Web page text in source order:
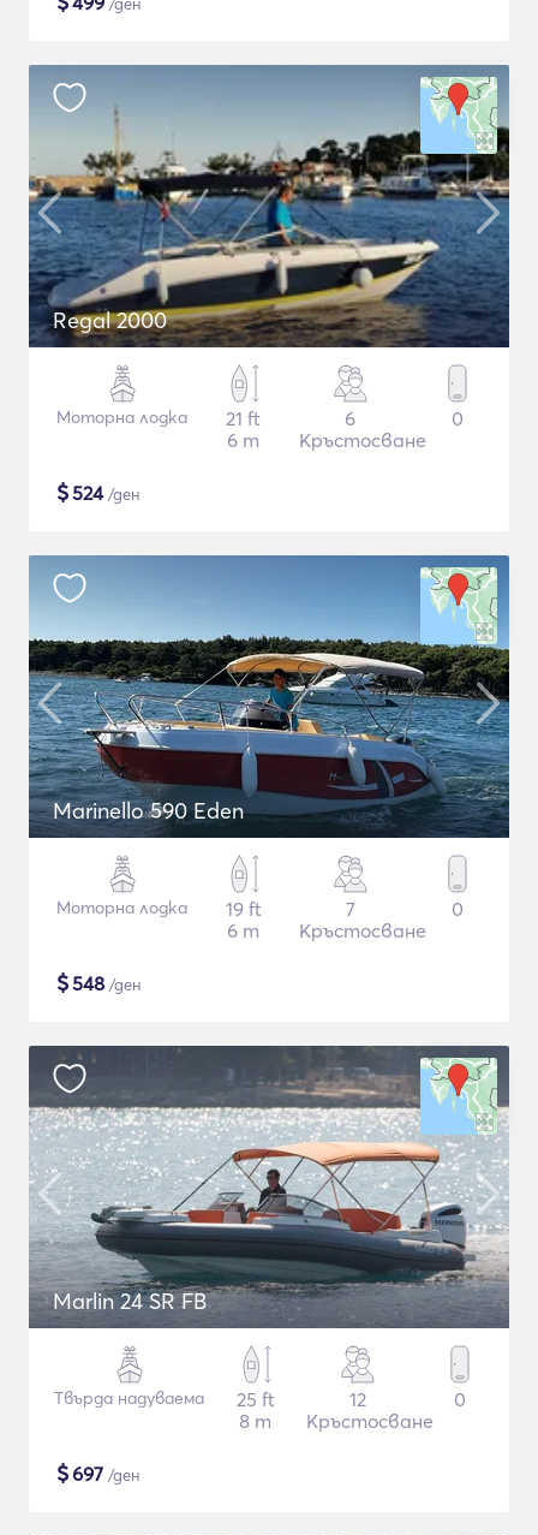
Regal 2000
Моторна лодка
21 ft
6 m
6
Кръстосване
0
$524/ден
Marinello 590 Eden
Моторна лодка
19 ft
6 m
7
Кръстосване
0
$548 /ден
Marlin 24 SR FB
Твърда надуваема
25 ft
8 m
12
Кръстосване
0
$697 /ден